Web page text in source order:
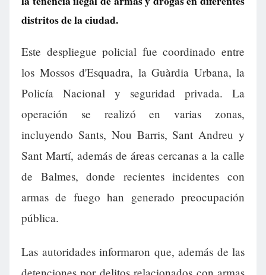
distritos de la ciudad.
Este despliegue policial fue coordinado entre
los Mossos d'Esquadra, la Guàrdia Urbana, la
Policía Nacional y seguridad privada. La
operación se realizó en varias zonas,
incluyendo Sants, Nou Barris, Sant Andreu y
Sant Martí, además de áreas cercanas a la calle
de Balmes, donde recientes incidentes con
armas de fuego han generado preocupación
pública.
Las autoridades informaron que, además de las